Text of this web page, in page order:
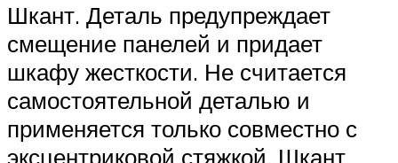
Шкант. Деталь предупреждает
смещение панелей и придает
шкафу жесткости. Не считается
самостоятельной деталью и
применяется только совместно с
эксцентриковой стяжкой. Шкант